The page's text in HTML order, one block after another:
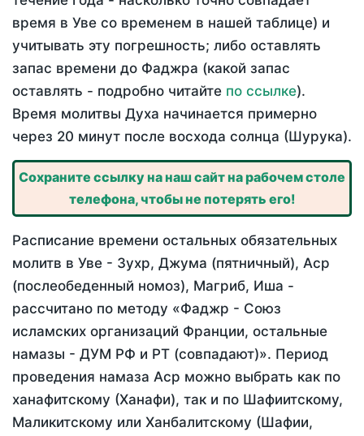
время в Уве со временем в нашей таблице) и
учитывать эту погрешность; либо оставлять
запас времени до Фаджра (какой запас
оставлять - подробно читайте по ссылке).
Время молитвы Духа начинается примерно
через 20 минут после восхода солнца (Шурука).
Сохраните ссылку на наш сайт на рабочем столе
телефона, чтобы не потерять его!
Расписание времени остальных обязательных
молитв в Уве - Зухр, Джума (пятничный), Аср
(послеобеденный номоз), Магриб, Иша -
рассчитано по методу «Фаджр - Союз
исламских организаций Франции, остальные
намазы - ДУМ РФ и РТ (совпадают)». Период
проведения намаза Аср можно выбрать как по
ханафитскому (Ханафи), так и по Шафиитскому,
Маликитскому или Ханбалитскому (Шафии,